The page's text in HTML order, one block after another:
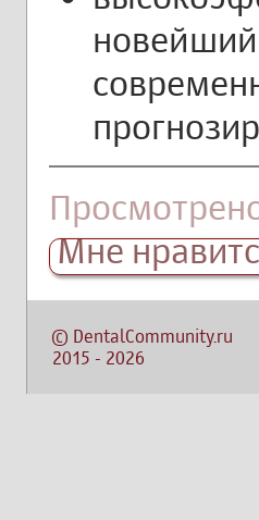
Мне
© DentalCommunity.ru
2015 - 2026